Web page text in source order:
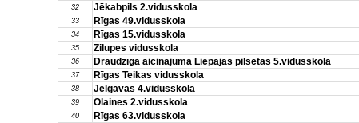
32 Jēkabpils 2.vidusskola
33 Rīgas 49.vidusskola
34 Rīgas 15.vidusskola
35 Zilupes vidusskola
36 Draudzīgā aicinājuma Liepājas pilsētas 5.vidusskola
37 Rīgas Teikas vidusskola
38 Jelgavas 4.vidusskola
39 Olaines 2.vidusskola
40 Rīgas 63.vidusskola